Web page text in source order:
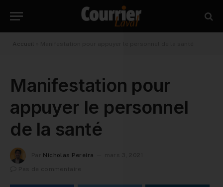
Accueil
Manifestation pour
appuyer le personnel
de la santé
Nicholas Pereira